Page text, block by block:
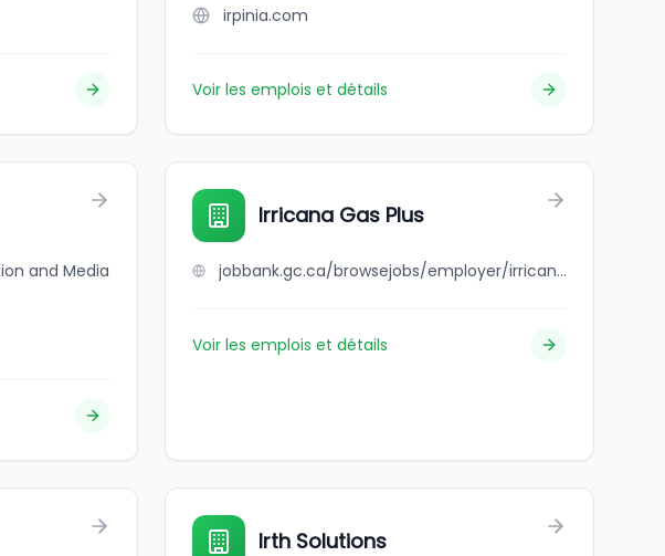
irpinia.com
Voir les emplois et détails
and Media
Irricana Gas Plus
jobbank.gc.ca/browsejobs/employer/irricana+gas+plus/ca
Voir les emplois et détails
Irth Solutions